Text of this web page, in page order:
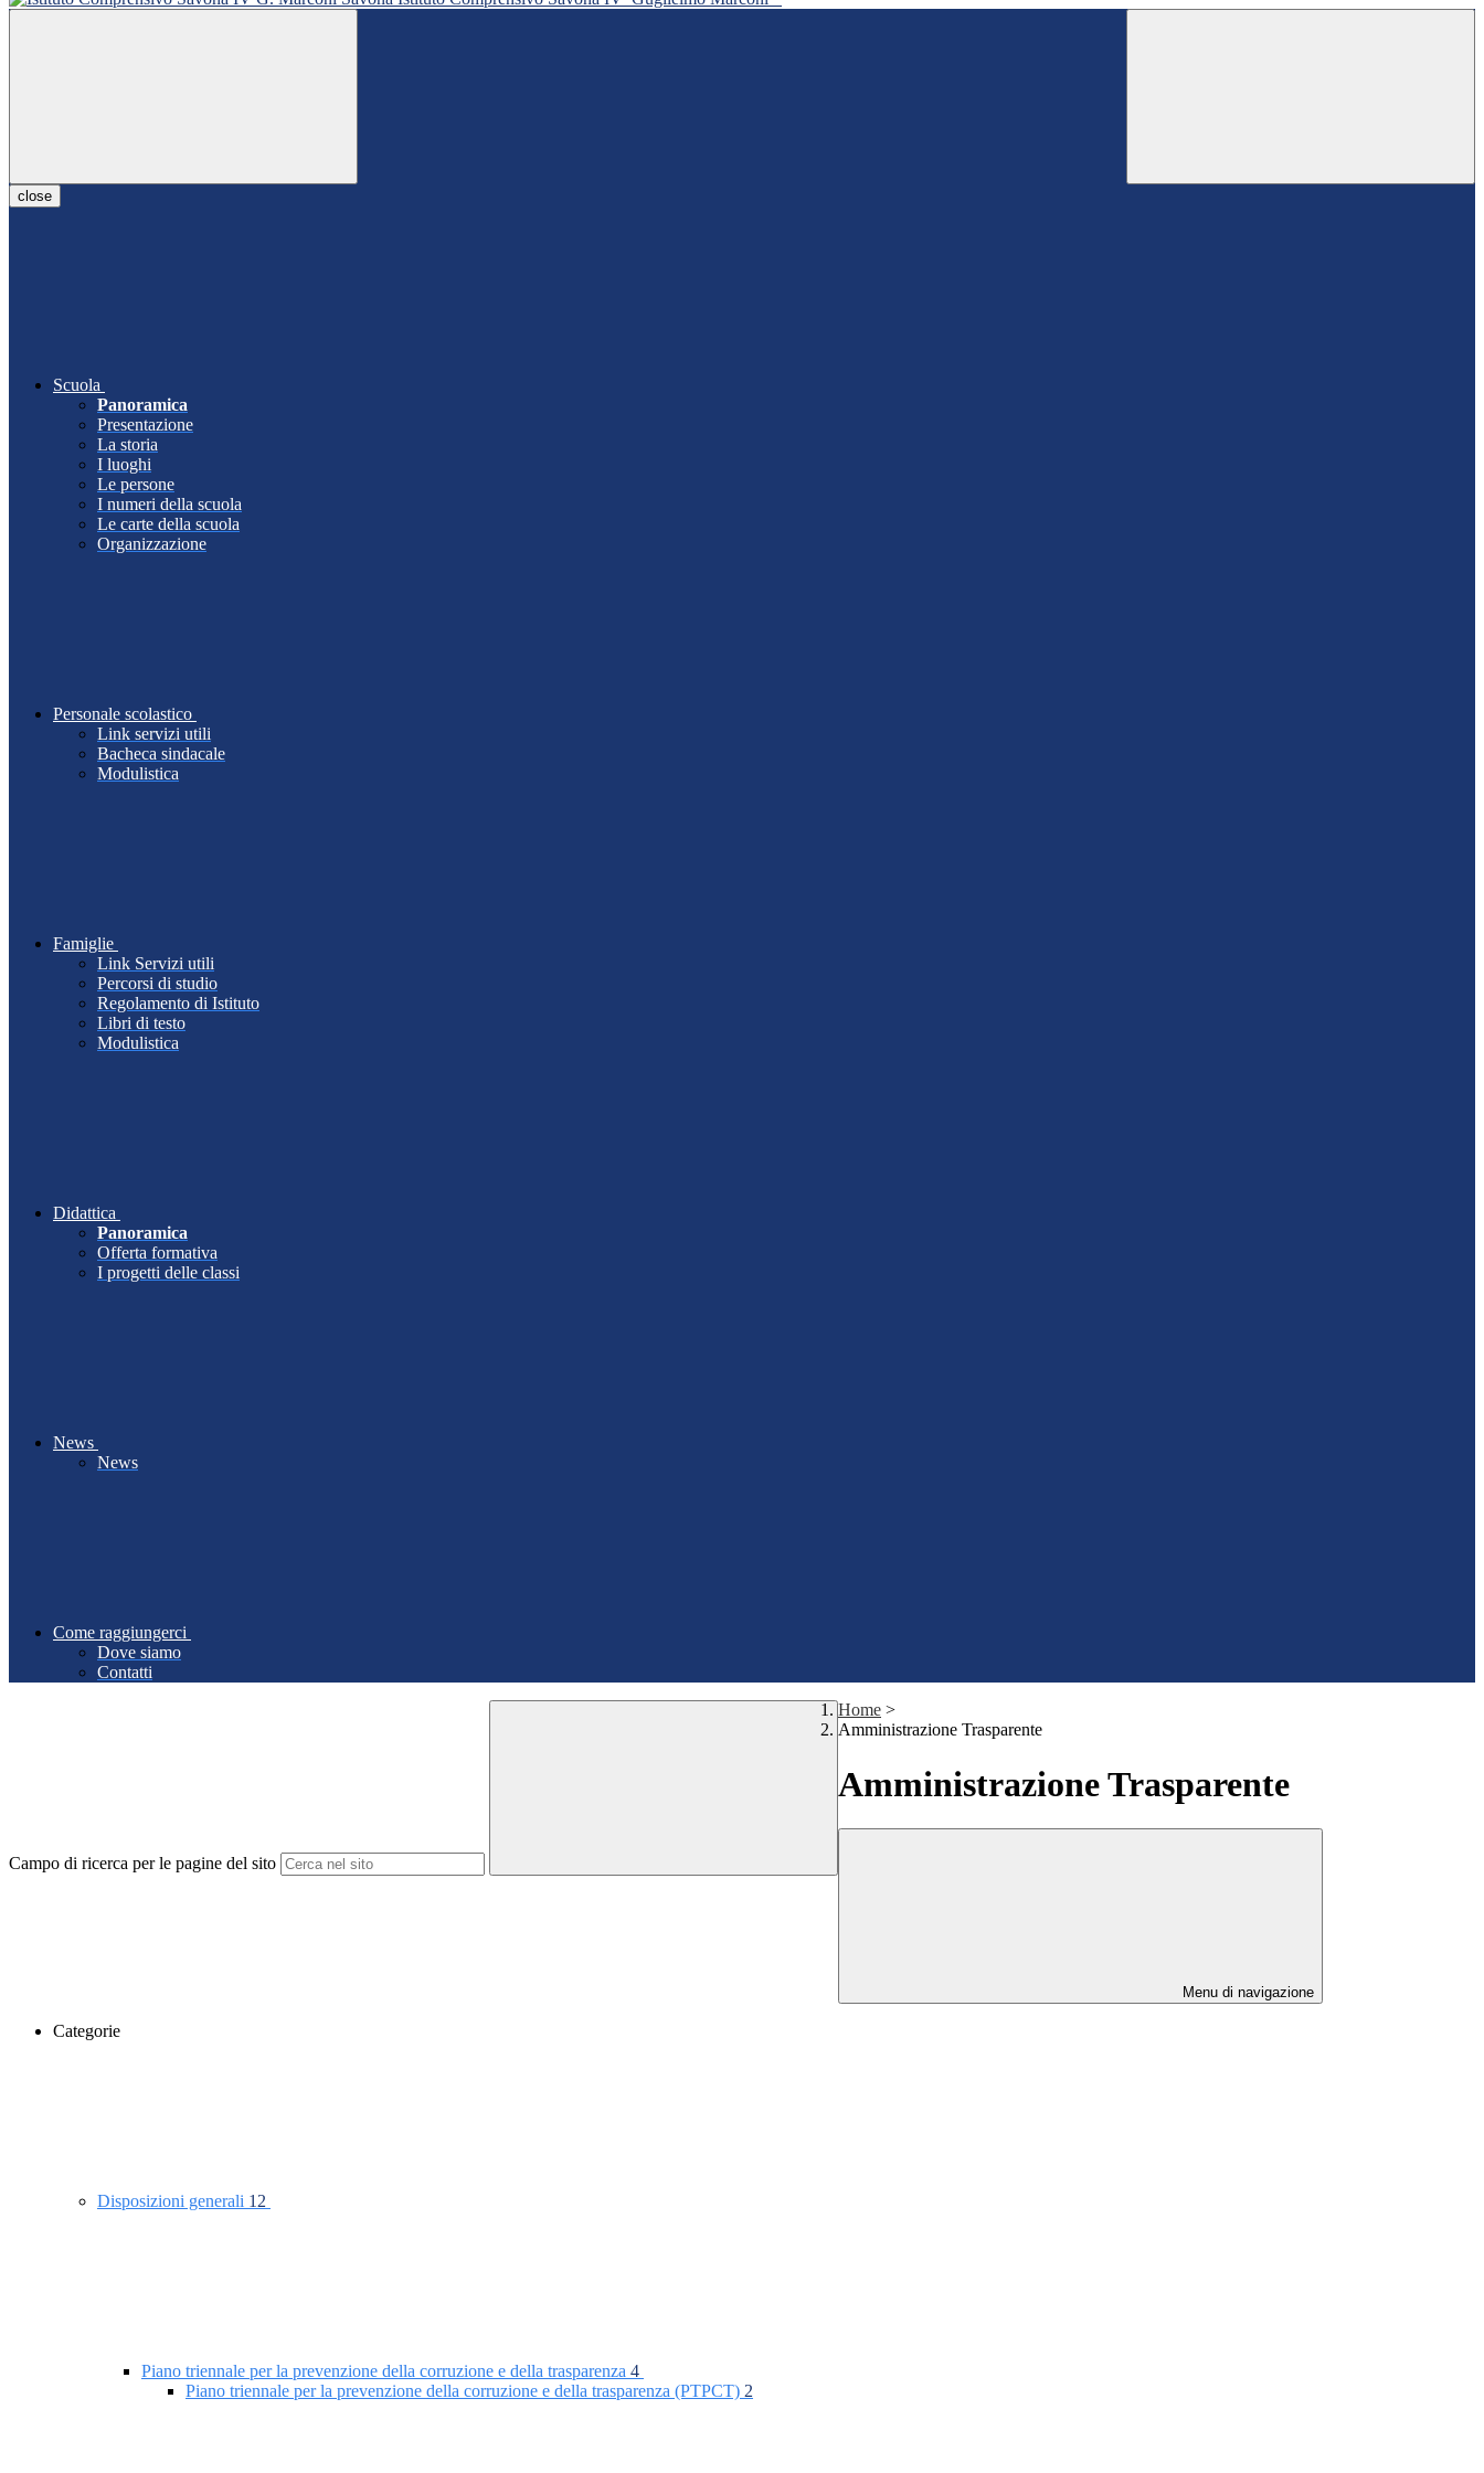
close
Scuola
Panoramica
Presentazione
La storia
I luoghi
Le persone
I numeri della scuola
Le carte della scuola
Organizzazione
Personale scolastico
Link servizi utili
Bacheca sindacale
Modulistica
Famiglie
Link Servizi utili
Percorsi di studio
Regolamento di Istituto
Libri di testo
Modulistica
Didattica
Panoramica
Offerta formativa
I progetti delle classi
News
News
Come raggiungerci
Dove siamo
Contatti
Campo di ricerca per le pagine del sito
Home >
Amministrazione Trasparente
Amministrazione Trasparente
Menu di navigazione
Categorie
Disposizioni generali 12
Piano triennale per la prevenzione della corruzione e della trasparenza 4
Piano triennale per la prevenzione della corruzione e della trasparenza (PTPCT) 2